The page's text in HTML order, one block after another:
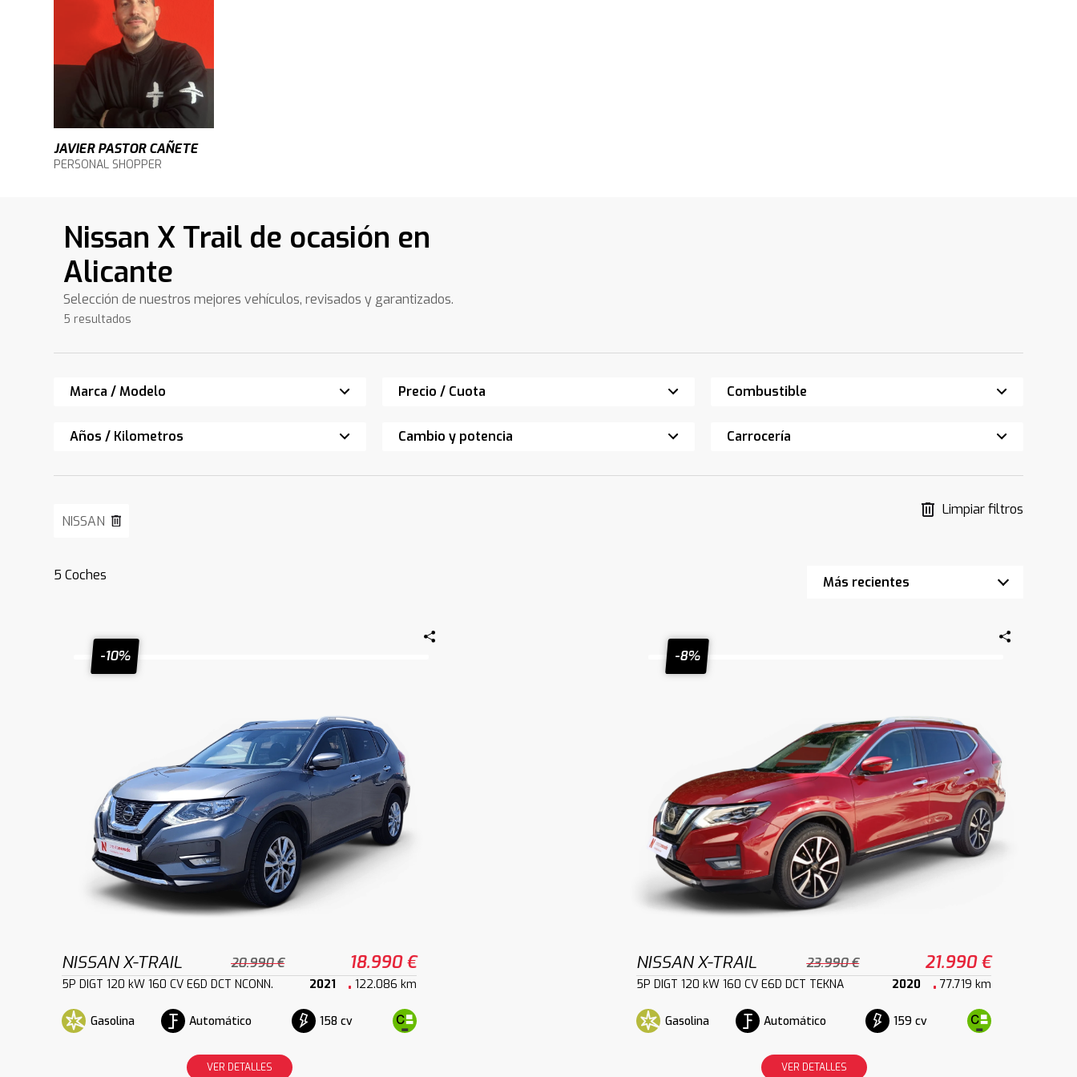
JAVIER PASTOR CAÑETE
PERSONAL SHOPPER
Nissan X Trail de ocasión en
Alicante
Selección de nuestros mejores vehículos, revisados y garantizados.
5 resultados
Marca / Modelo Precio / Cuota Combustible
Años / Kilometros Cambio y potencia Carrocería
NISSAN
Limpiar filtros
5 Coches
-10%
NISSAN X-TRAIL 20.990 € 18.990 €
5P DIGT 120 kW 160 CV E6D DCT NCONN. 2021 122.086 km
Gasolina Automático 158 cv
VER DETALLES
-8%
NISSAN X-TRAIL 23.990 € 21.990 €
5P DIGT 120 kW 160 CV E6D DCT TEKNA 2020 77.719 km
Gasolina Automático 159 cv
VER DETALLES